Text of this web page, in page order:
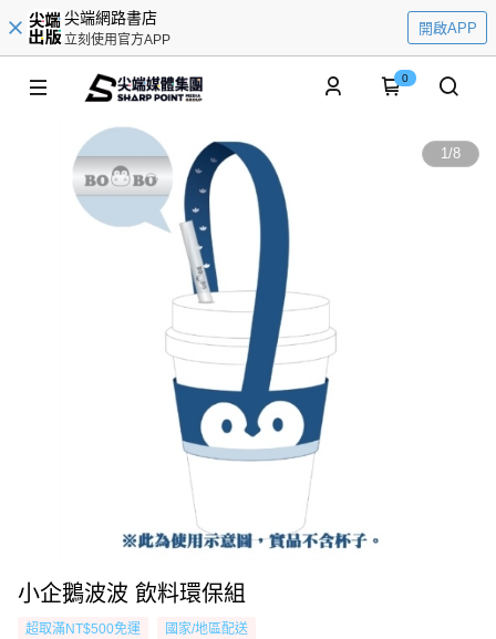
尖端網路書店
立刻使用官方APP
開啟APP
0
1/8
小企鵝波波 飲料環保組
超取滿NT$500免運 國家/地區配送